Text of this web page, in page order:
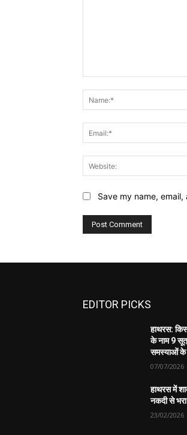
Save my name,
EDITOR PICKS
हाथरस:
के नाम 9
समस्याओं के
07/07/2026
हाथरस में
नकदी से
23/02/2026